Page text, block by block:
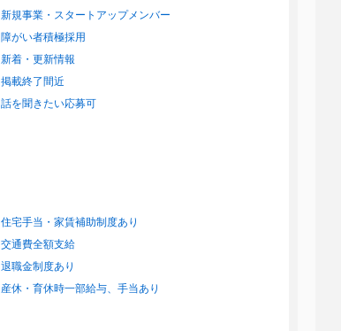
新規事業・スタートアップメンバー
障がい者積極採用
新着・更新情報
掲載終了間近
話を聞きたい応募可
住宅手当・家賃補助制度あり
交通費全額支給
退職金制度あり
産休・育休時一部給与、手当あり